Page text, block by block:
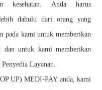
kesehatan. Anda harus
dahulu dari orang yang
pada kami untuk memberikan
dan untuk kami memberikan
Layanan.
UP) MEDI-PAY anda, kami